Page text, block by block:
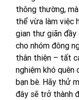
thông thường,
thể vừa làm việc
gian thư giãn đầy
cho nhóm đông
thân thiện – tất
nghiệm khó quên
bạn bè. Hãy thử
đây sẽ trở thành